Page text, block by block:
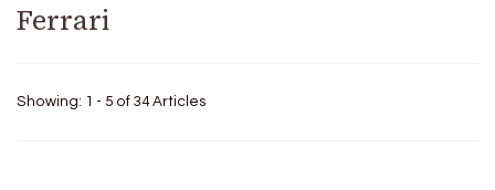
Ferrari
Showing: 1 - 5 of 34 Articles